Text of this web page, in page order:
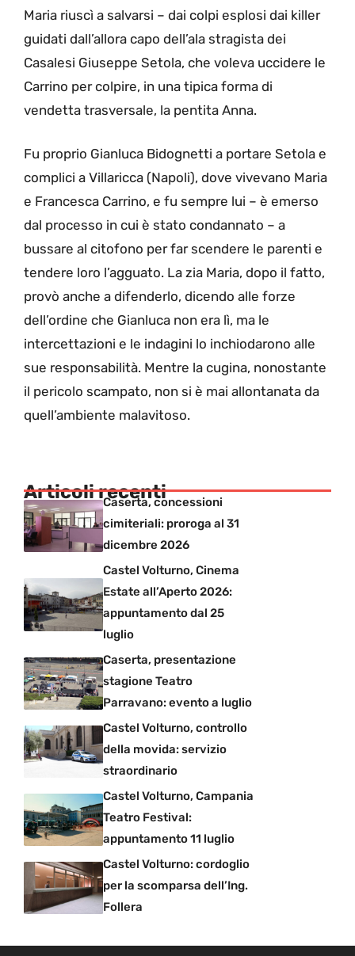
Maria riuscì a salvarsi – dai colpi esplosi dai killer
guidati dall’allora capo dell’ala stragista dei
Casalesi Giuseppe Setola, che voleva uccidere le
Carrino per colpire, in una tipica forma di
vendetta trasversale, la pentita Anna.
Fu proprio Gianluca Bidognetti a portare Setola e
complici a Villaricca (Napoli), dove vivevano Maria
e Francesca Carrino, e fu sempre lui – è emerso
dal processo in cui è stato condannato – a
bussare al citofono per far scendere le parenti e
tendere loro l’agguato. La zia Maria, dopo il fatto,
provò anche a difenderlo, dicendo alle forze
dell’ordine che Gianluca non era lì, ma le
intercettazioni e le indagini lo inchiodarono alle
sue responsabilità. Mentre la cugina, nonostante
il pericolo scampato, non si è mai allontanata da
quell’ambiente malavitoso.
Articoli recenti
Caserta, concessioni
cimiteriali: proroga al 31
dicembre 2026
Castel Volturno, Cinema
Estate all’Aperto 2026:
appuntamento dal 25
luglio
Caserta, presentazione
stagione Teatro
Parravano: evento a luglio
Castel Volturno, controllo
della movida: servizio
straordinario
Castel Volturno, Campania
Teatro Festival:
appuntamento 11 luglio
Castel Volturno: cordoglio
per la scomparsa dell’Ing.
Follera